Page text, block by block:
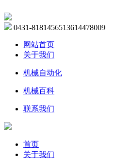
0431-8181456513614478009
网站首页
关于我们
机械自动化
机械百科
联系我们
首页
关于我们